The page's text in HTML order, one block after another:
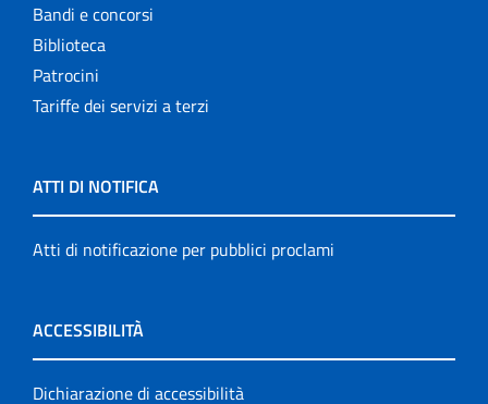
Bandi e concorsi
Biblioteca
Patrocini
Tariffe dei servizi a terzi
ATTI DI NOTIFICA
Atti di notificazione per pubblici proclami
ACCESSIBILITÀ
Dichiarazione di accessibilità